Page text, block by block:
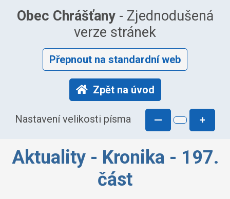
Obec Chrášťany- Zjednodušená
verze stránek
Přepnout na standardní web
Zpět na úvod
Nastavení velikosti písma — +
Aktuality - Kronika - 197.
část